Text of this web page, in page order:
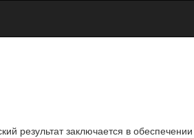
результат заключается в